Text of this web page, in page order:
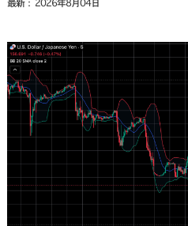
最新： 2026年8月04日